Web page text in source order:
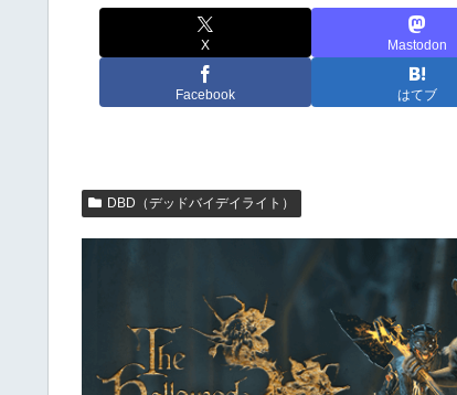
X Mastodon
Facebook はてブ
DBD（デッドバイデイライト）